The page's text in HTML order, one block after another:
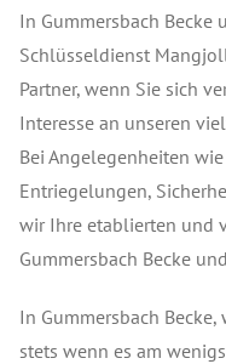
In Gummersbach Becke
Schlüsseldienst
Partner, wenn Sie sich
Interesse an unseren
Bei Angelegenheiten
Entriegelungen,
wir Ihre etablierten und
Gummersbach Becke
In Gummersbach
stets wenn es am